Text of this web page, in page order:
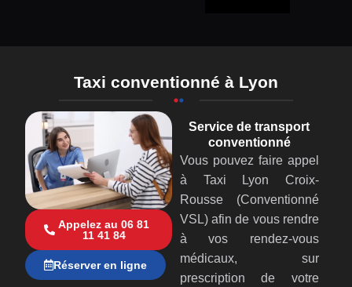
Taxi conventionné à Lyon
Appelez au 06 81
11 41 84
Réserver en ligne
Service de transport
conventionné
Vous pouvez faire appel
à Taxi Lyon Croix-
Rousse (Conventionné
VSL) afin de vous rendre
à vos rendez-vous
médicaux, sur
prescription de votre